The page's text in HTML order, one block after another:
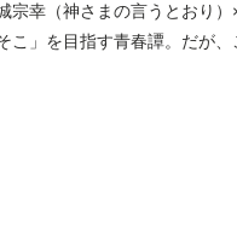
宗幸（神さまの言うとおり
こ」を目指す青春譚。だが